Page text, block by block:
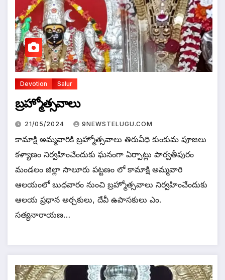
Devotion Salur
బ్రహ్మోత్సవాలు
21/05/2024 9NEWSTELUGU.COM
కామాక్షి అమ్మవారికి బ్రహ్మోత్సవాలు తిరువీధి కుంకుమ పూజలు
కళ్యాణం నిర్వహించేందుకు ఘనంగా ఏర్పాట్లు పార్వతీపురం
మండలం జిల్లా సాలూరు పట్టణం లో కామాక్షి అమ్మవారి
ఆలయంలో బుధవారం నుంచి బ్రహ్మోత్సవాలు నిర్వహించేందుకు
ఆలయ ప్రధాన అర్చకులు, దేవీ ఉపాసకులు ఎం.
సత్యనారాయణ…